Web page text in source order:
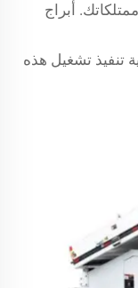
أبراج
تنفيذ تشغيل هذه